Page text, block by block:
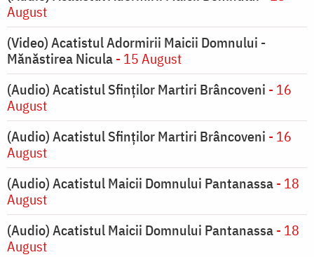
August
(Video) Acatistul Adormirii Maicii Domnului -
Mănăstirea Nicula- 15 August
(Audio) Acatistul Sfinților Martiri Brâncoveni - 16
August
(Audio) Acatistul Sfinților Martiri Brâncoveni - 16
August
(Audio) Acatistul Maicii Domnului Pantanassa- 18
August
(Audio) Acatistul Maicii Domnului Pantanassa- 18
August